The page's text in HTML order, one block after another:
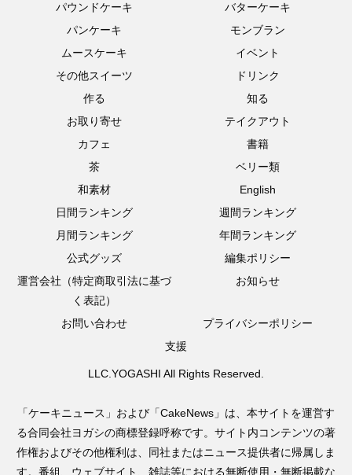
パウンドケーキ
バターケーキ
パンケーキ
モンブラン
ムースケーキ
イベント
その他スイーツ
ドリンク
作る
知る
お取り寄せ
テイクアウト
カフェ
書籍
茶
ベリー類
和素材
English
日間ランキング
週間ランキング
月間ランキング
年間ランキング
公式グッズ
編集ポリシー
運営会社（特定商取引法に基づ
く表記）
お知らせ
お問い合わせ
プライバシーポリシー
支援
LLC.YOGASHI All Rights Reserved.
「ケーキニュース」および「CakeNews」は、本サイトを運営す
る合同会社ヨガシの商標登録呼称です。サイト内コンテンツの著
作権およびその他権利は、同社またはニュース提供者に帰属しま
す。番組、ウェブサイト、雑誌等における無断使用・無断掲載な